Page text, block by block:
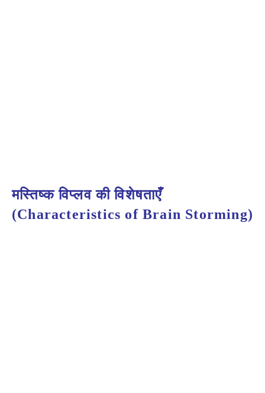
मस्तिष्कविप्लवकी विशेषताएँ
(Characteristics of Brain Storming)